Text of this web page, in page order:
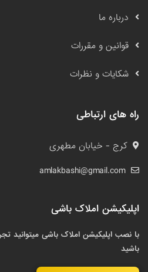
درباره ما
قوانین و مقررات
شکایات و نظرات
راه های ارتباطی
کرج - خیابان مطهری
amlakbashi@gmail.com
اپلیکیشن املاک باشی
با نصب اپلیکیشن املاک باشی میتوانید
باشید